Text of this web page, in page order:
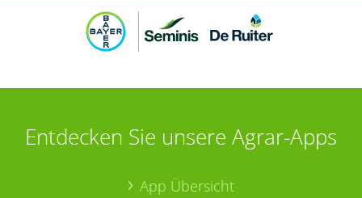
Entdecken Sie unsere Agrar-Apps
App Übersicht